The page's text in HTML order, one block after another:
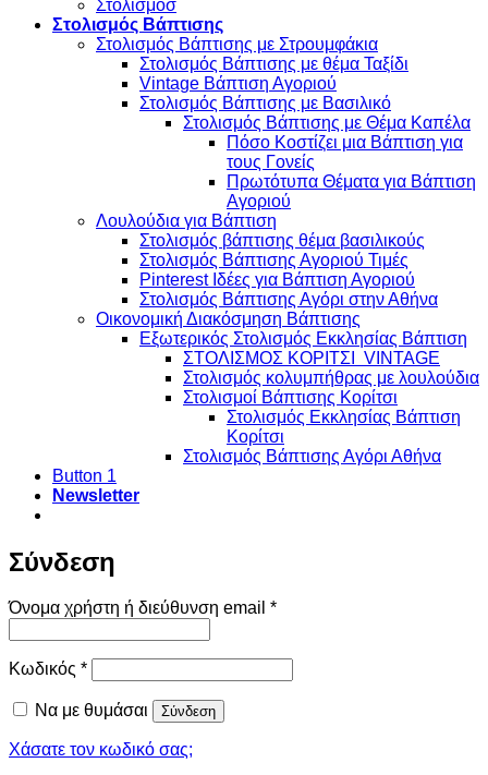
Στολισμοσ
Στολισμός Βάπτισης
Στολισμός Βάπτισης με Στρουμφάκια
Στολισμός Βάπτισης με θέμα Ταξίδι
Vintage Βάπτιση Αγοριού
Στολισμός Βάπτισης με Βασιλικό
Στολισμός Βάπτισης με Θέμα Καπέλα
Πόσο Κοστίζει μια Βάπτιση για
τους Γονείς
Πρωτότυπα Θέματα για Βάπτιση
Αγοριού
Λουλούδια για Βάπτιση
Στολισμός βάπτισης θέμα βασιλικούς
Στολισμός Βάπτισης Αγοριού Τιμές
Pinterest Ιδέες για Βάπτιση Αγοριού
Στολισμός Βάπτισης Αγόρι στην Αθήνα
Οικονομική Διακόσμηση Βάπτισης
Εξωτερικός Στολισμός Εκκλησίας Βάπτιση
ΣΤΟΛΙΣΜΟΣ ΚΟΡΙΤΣΙ VINTAGE
Στολισμός κολυμπήθρας με λουλούδια
Στολισμοί Βάπτισης Κορίτσι
Στολισμός Εκκλησίας Βάπτιση
Κορίτσι
Στολισμός Βάπτισης Αγόρι Αθήνα
Button 1
Newsletter
Σύνδεση
Όνομα χρήστη ή διεύθυνση email *Απαιτείται
Κωδικός *Απαιτείται
Να με θυμάσαι Σύνδεση
Χάσατε τον κωδικό σας;